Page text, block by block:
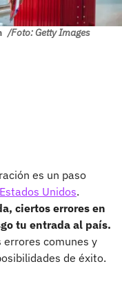
/Foto: Getty Images
es un paso
Unidos.
ciertos errores en
tu entrada al país.
comunes y
de éxito.